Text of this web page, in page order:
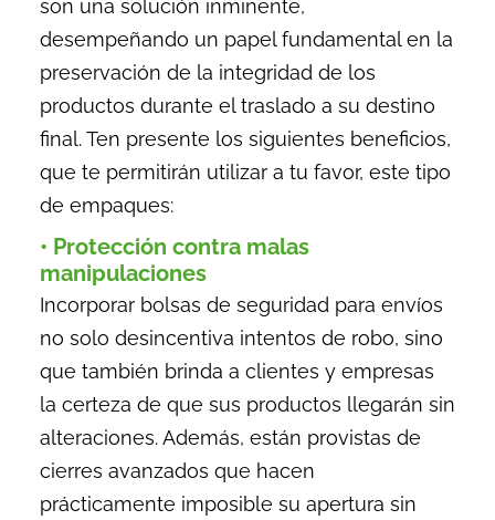
son una solución inminente,
desempeñando un papel fundamental en la
preservación de la integridad de los
productos durante el traslado a su destino
final. Ten presente los siguientes beneficios,
que te permitirán utilizar a tu favor, este tipo
de empaques:
• Protección contra malas
manipulaciones
Incorporar bolsas de seguridad para envíos
no solo desincentiva intentos de robo, sino
que también brinda a clientes y empresas
la certeza de que sus productos llegarán sin
alteraciones. Además, están provistas de
cierres avanzados que hacen
prácticamente imposible su apertura sin